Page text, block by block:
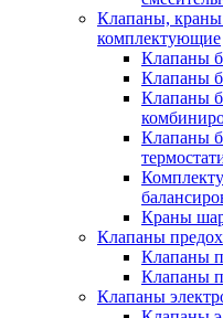
Клапаны, краны
комплектующие
Клапаны
Клапаны
Клапаны
Клапаны
Краны
Клапаны
Клапаны
Клапаны
Клапаны